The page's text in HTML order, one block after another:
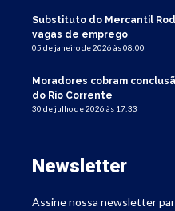
Substituto do Mercantil
vagas de emprego
05 de janeiro de 2026 às 08:00
Moradores cobram
do Rio Corrente
30 de julho de 2026 às 17:33
Newsletter
Assine nossa newsletter